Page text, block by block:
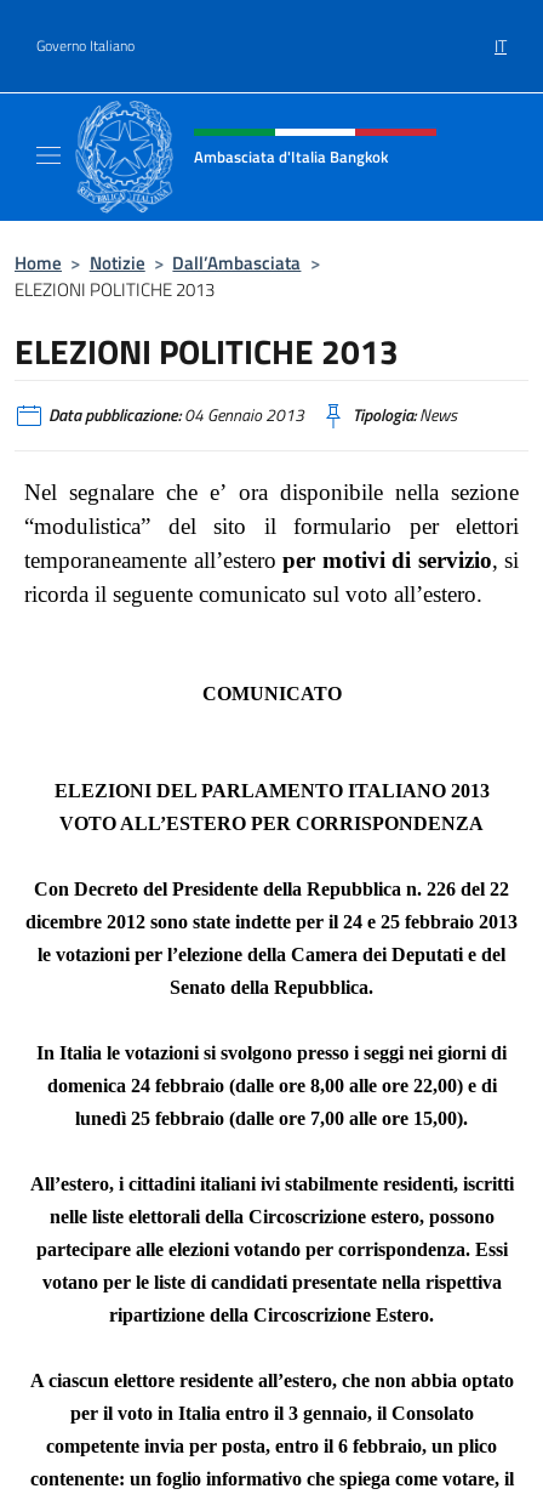
Governo Italiano IT
Intestazione sito, social e menù
Ambasciata d'Italia Bangkok
Home > Notizie > Dall’Ambasciata >
ELEZIONI POLITICHE 2013
ELEZIONI POLITICHE 2013
Data pubblicazione:04 Gennaio 2013 Tipologia:News
Nel segnalare che e’ ora disponibile nella sezione
“modulistica” del sito il formulario per elettori
temporaneamente all’estero per motivi di servizio, si
ricorda il seguente comunicato sul voto all’estero.
COMUNICATO
ELEZIONI DELPARLAMENTO ITALIANO 2013
VOTO ALL’ESTERO PER CORRISPONDENZA
Con Decreto del Presidente della Repubblica n. 226 del 22
dicembre 2012 sono state indette per il 24 e 25 febbraio 2013
le votazioni per l’elezione della Camera dei Deputati e del
Senato della Repubblica.
In Italia le votazioni si svolgono presso i seggi nei giorni di
domenica 24 febbraio (dalle ore 8,00 alle ore 22,00) e di
lunedì 25 febbraio (dalle ore 7,00 alle ore 15,00).
All’estero,i cittadini italiani ivi stabilmente residenti, iscritti
nelle liste elettorali della Circoscrizione estero, possono
partecipare alle elezioni votando per corrispondenza. Essi
votano per le liste di candidati presentate nella rispettiva
ripartizione della Circoscrizione Estero.
A ciascun elettore residente all’estero, che non abbia optato
per il voto in Italia entro il 3 gennaio, il Consolato
competente invia per posta, entro il 6 febbraio, un plico
contenente: un foglio informativo che spiega come votare, il